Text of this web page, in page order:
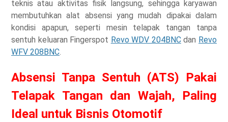
teknis atau aktivitas fisik langsung, sehingga karyawan
membutuhkan alat absensi yang mudah dipakai dalam
kondisi apapun, seperti mesin telapak tangan tanpa
sentuh keluaran Fingerspot Revo WDV 204BNCdan Revo
WFV 208BNC.
Absensi Tanpa Sentuh (ATS) Pakai
Telapak Tangan dan Wajah, Paling
Ideal untuk Bisnis Otomotif